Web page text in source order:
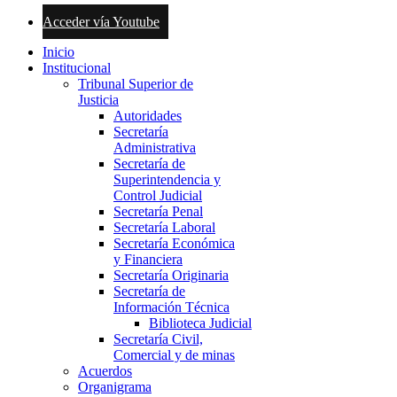
Acceder vía Youtube
Inicio
Institucional
Tribunal Superior de
Justicia
Autoridades
Secretaría
Administrativa
Secretaría de
Superintendencia y
Control Judicial
Secretaría Penal
Secretaría Laboral
Secretaría Económica
y Financiera
Secretaría Originaria
Secretaría de
Información Técnica
Biblioteca Judicial
Secretaría Civil,
Comercial y de minas
Acuerdos
Organigrama